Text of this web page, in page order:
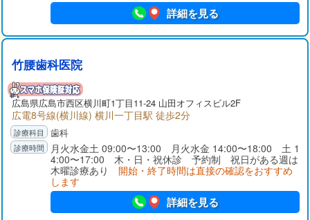
詳細を見る
竹腰歯科医院
広島県広島市西区横川町1丁目11-24 山田オフィスビル2F
広電8号線(横川線) 横川一丁目駅 徒歩2分
歯科
月火水金土 09:00〜13:00 月火水金 14:00〜18:00 土 1
4:00〜17:00 木・日・祝休診 予約制 祝日がある週は
木曜診療あり 開始・終了時間は直接の確認をおすすめ
します
詳細を見る